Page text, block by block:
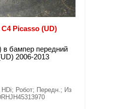
Picasso (UD)
в бампер передний
2006-2013
Робот; Передн.; Из